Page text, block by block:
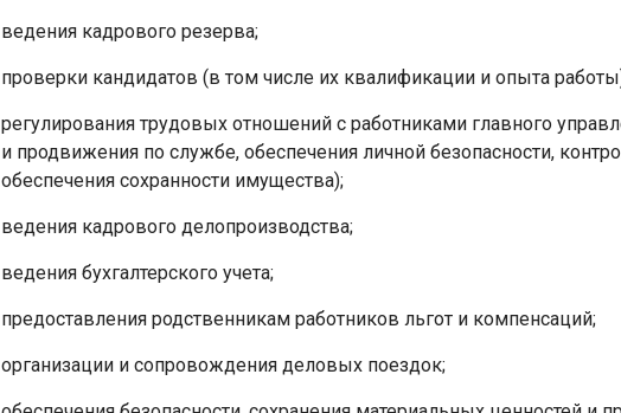
ведения кадрового резерва;
проверки кандидатов (в том числе их квалификации и опыта
регулирования трудовых отношений с работниками главного
и продвижения по службе, обеспечения личной безопасности,
обеспечения сохранности имущества);
ведения кадрового делопроизводства;
ведения бухгалтерского учета;
предоставления родственникам работников льгот и компенсаций;
организации и сопровождения деловых поездок;